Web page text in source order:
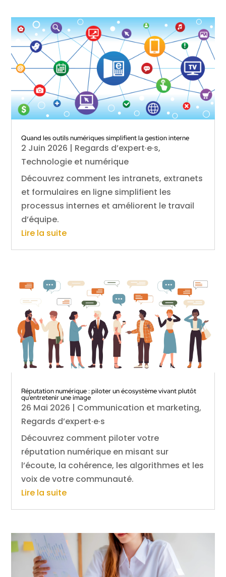
Quand les outils numériques simplifient la gestion interne
2 Juin 2026 | Regards d’expert·e·s,
Technologie et numérique
Découvrez comment les intranets, extranets
et formulaires en ligne simplifient les
processus internes et améliorent le travail
d’équipe.
Lire la suite
Réputation numérique : piloter un écosystème vivant plutôt
qu’entretenir une image
26 Mai 2026 | Communication et marketing,
Regards d’expert·e·s
Découvrez comment piloter votre
réputation numérique en misant sur
l’écoute, la cohérence, les algorithmes et les
voix de votre communauté.
Lire la suite